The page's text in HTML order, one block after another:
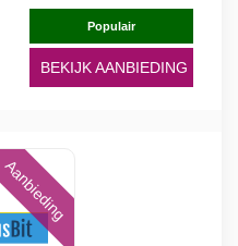
Populair
BEKIJK AANBIEDING
Aanbieding